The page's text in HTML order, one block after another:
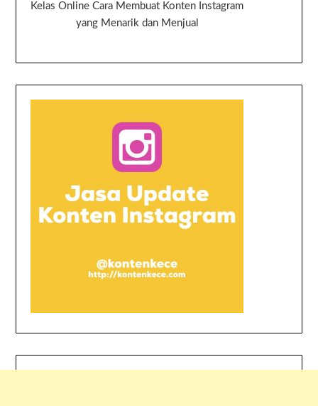
Kelas Online Cara Membuat Konten Instagram
yang Menarik dan Menjual